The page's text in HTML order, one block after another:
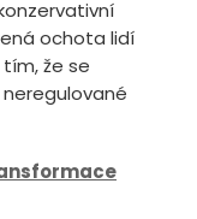
ochota lidí
že se